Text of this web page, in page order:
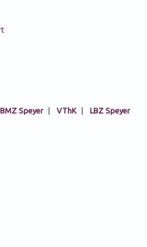
BMZ Speyer | VThK | LBZ Speyer